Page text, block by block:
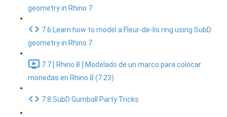
geometry in Rhino 7
7.6 Learn how to model a Fleur-de-lis ring using SubD
geometry in Rhino 7
7.7 [ Rhino 8 ] Modelado de un marco para colocar
monedas en Rhino 8 (7:23)
7.8 SubD Gumball Party Tricks